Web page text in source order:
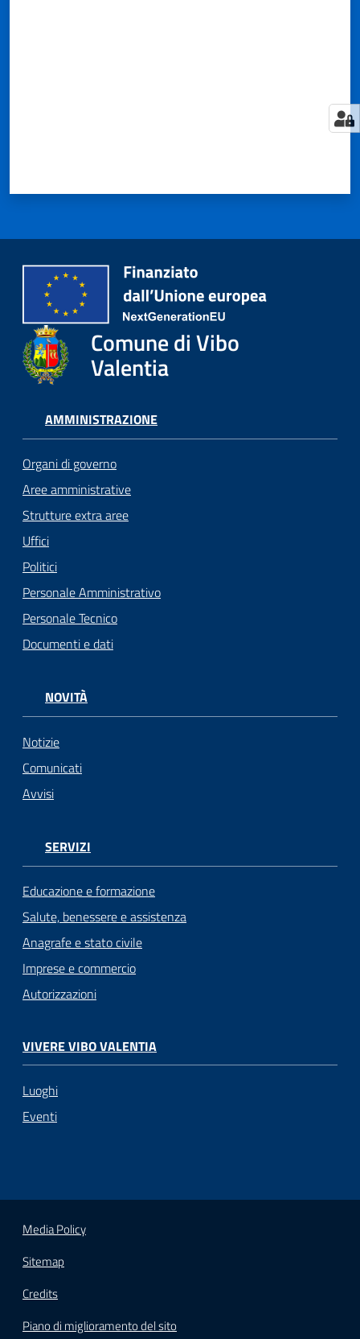
Comune di Vibo
Valentia
AMMINISTRAZIONE
Organi di governo
Aree amministrative
Strutture extra aree
Uffici
Politici
Personale Amministrativo
Personale Tecnico
Documenti e dati
NOVITÀ
Notizie
Comunicati
Avvisi
SERVIZI
Educazione e formazione
Salute, benessere e assistenza
Anagrafe e stato civile
Imprese e commercio
Autorizzazioni
VIVERE VIBO VALENTIA
Luoghi
Eventi
Media Policy
Sitemap
Credits
Piano di miglioramento del sito